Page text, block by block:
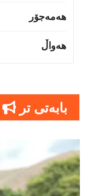
هەمەجۆر
هەواڵ
بابەتى تر